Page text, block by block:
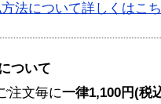
法について詳しくはこ
ついて
注文毎に一律1,100円(税